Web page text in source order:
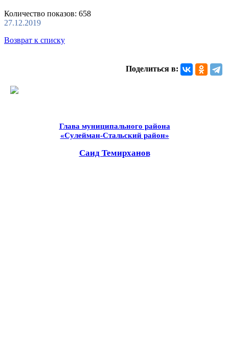
Количество показов: 658
27.12.2019
Возврат к списку
Поделиться в:
Глава муниципального района
«Сулейман-Стальский район»
Саид Темирханов